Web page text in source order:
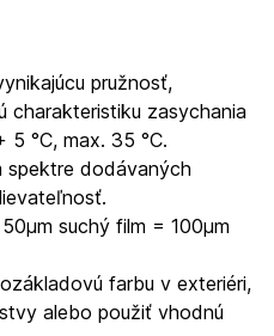
pružnosť,
charakteristiku zasychania
°C, max. 35 °C.
spektre dodávaných
suchý film = 100µm
farbu v exteriéri,
alebo použiť vhodnú